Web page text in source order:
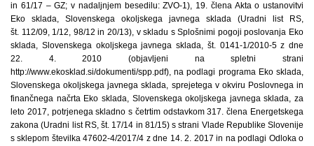
in 61/17 – GZ; v nadaljnjem besedilu: ZVO-1), 19. člena Akta o ustanovitvi
Eko sklada, Slovenskega okoljskega javnega sklada (Uradni list RS,
št. 112/09, 1/12, 98/12 in 20/13), v skladu s Splošnimi pogoji poslovanja Eko
sklada, Slovenskega okoljskega javnega sklada, št. 0141-1/2010-5 z dne
22. 4. 2010 (objavljeni na spletni strani
http://www.ekosklad.si/dokumenti/spp.pdf), na podlagi programa Eko sklada,
Slovenskega okoljskega javnega sklada, sprejetega v okviru Poslovnega in
finančnega načrta Eko sklada, Slovenskega okoljskega javnega sklada, za
leto 2017, potrjenega skladno s četrtim odstavkom 317. člena Energetskega
zakona (Uradni list RS, št. 17/14 in 81/15) s strani Vlade Republike Slovenije
s sklepom številka 47602-4/2017/4 z dne 14. 2. 2017 in na podlagi Odloka o